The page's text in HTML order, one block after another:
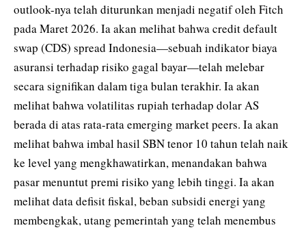
outlook-nya telah diturunkan menjadi negatif oleh Fitch
pada Maret 2026. Ia akan melihat bahwa credit default
swap (CDS) spread Indonesia—sebuah indikator biaya
asuransi terhadap risiko gagal bayar—telah melebar
secara signifikan dalam tiga bulan terakhir. Ia akan
melihat bahwa volatilitas rupiah terhadap dolar AS
berada di atas rata-rata emerging market peers. Ia akan
melihat bahwa imbal hasil SBN tenor 10 tahun telah naik
ke level yang mengkhawatirkan, menandakan bahwa
pasar menuntut premi risiko yang lebih tinggi. Ia akan
melihat data defisit fiskal, beban subsidi energi yang
membengkak, utang pemerintah yang telah menembus